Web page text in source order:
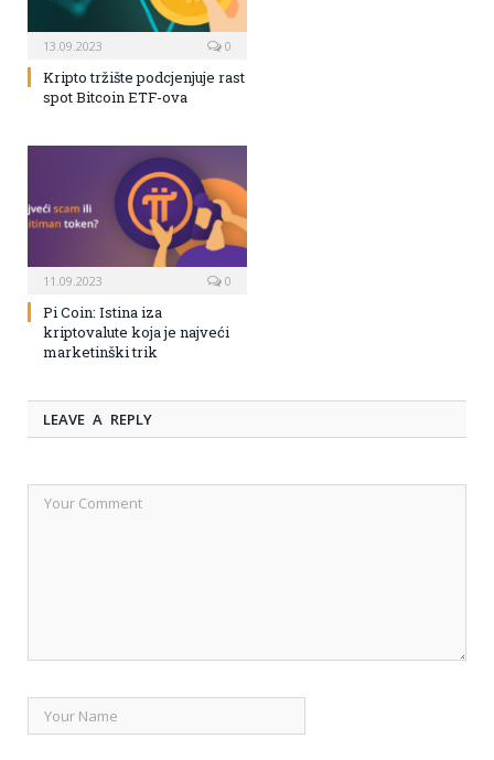
13.09.2023 0
Kripto tržište podcjenjuje rast
spot Bitcoin ETF-ova
11.09.2023 0
Pi Coin: Istina iza
kriptovalute koja je najveći
marketinški trik
LEAVE A REPLY